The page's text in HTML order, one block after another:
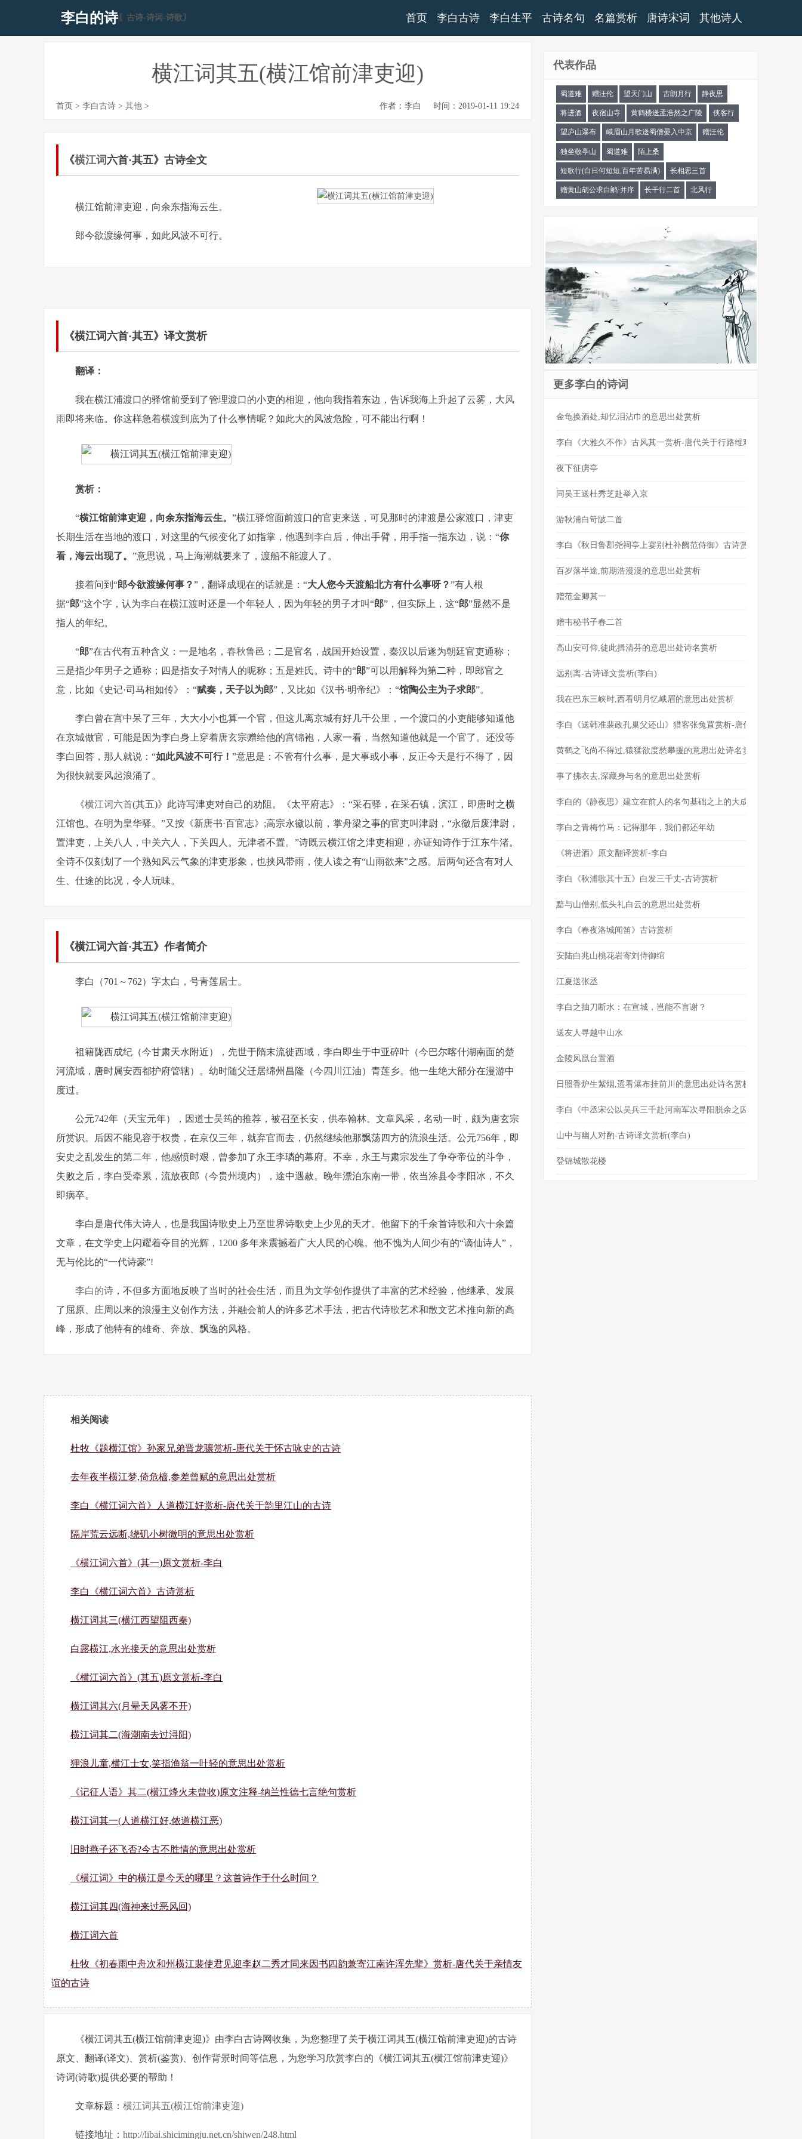
李白的诗〖古诗-诗词-诗歌〗 首页 李白古诗 李白生平 古诗名句 名篇赏析 唐诗宋词 其他诗人
横江词其五(横江馆前津吏迎)
首页 > 李白古诗 > 其他 > 时间：2019-01-11 19:24
作者：李白
《横江词 六首·其五》古诗全文
横江馆前津吏迎，向余东指海云生。
郎今欲渡缘何事，如此风波不可行。
《横江词六首·其五》译文赏析
翻译：
我在横江浦渡口的驿馆前受到了管理渡口的小吏的相迎，他向我指着东边，告诉我海上升起了云雾，大风
雨即将来临。你这样急着横渡到底为了什么事情呢？如此大的风波危险，可不能出行啊！
赏析：
“横江馆前津吏迎，向余东指海云生。 ”横江驿馆面前渡口的官吏来送，可见那时的津渡是公家渡口，津吏
长期生活在当地的渡口，对这里的气候变化了如指掌，他遇到 李白 后，伸出手臂，用手指一指东边，说：“你
看，海云出现了。 ”意思说，马上海潮就要来了，渡船不能渡人了。
接着问到“郎今欲渡缘何事？”，翻译成现在的话就是：“大人您今天渡船北方有什么事呀？”有人根
据“郎”这个字，认为李白在横江渡时还是一个年轻人，因为年轻的男子才叫“郎”，但实际上，这“郎”显然不是
指人的年纪。
“郎”在古代有五种含义：一是地名， 春秋鲁邑；二是官名，战国开始设置，秦汉以后遂为朝廷官吏通称；
三是指少年男子之通称；四是指女子对情人的昵称；五是姓氏。诗中的“郎”可以用解释为第二种，即郎官之
意，比如《史记·司马相如传》：“赋奏，天子以为郎”，又比如《汉书·明帝纪》：“馆陶公主为子求郎”。
李白曾在宫中呆了三年，大大小小也算一个官，但这儿离京城有好几千公里，一个渡口的小吏能够知道他
在京城做官，可能是因为李白身上穿着唐玄宗赠给他的宫锦袍，人家一看，当然知道他就是一个官了。还没等
李白回答，那人就说：“如此风波不可行！ ”意思是：不管有什么事，是大事或小事，反正今天是行不得了，因
为很快就要风起浪涌了。
《横江词六首(其五)》此诗写津吏对自己的劝阻。《太平府志》：“采石驿，在采石镇，滨江，即唐时之横
江馆也。在明为皇华驿。”又按《新唐书·百官志》;高宗永徽以前，掌舟梁之事的官吏叫津尉，“永徽后废津尉，
置津吏，上关八人，中关六人，下关四人。无津者不置。”诗既云横江馆之津吏相迎，亦证知诗作于江东牛渚。
全诗不仅刻划了一个熟知风云气象的津吏形象，也挟风带雨，使人读之有“山雨欲来”之感。后两句还含有对人
生、仕途的比况，令人玩味。
《横江词六首·其五》作者简介
李白（701～762）字太白，号青莲居士。
祖籍陇西成纪（今甘肃天水附近），先世于隋末流徙西域，李白即生于中亚碎叶（今巴尔喀什湖南面的楚
河流域，唐时属安西都护府管辖）。幼时随父迁居绵州昌隆（今四川江油）青莲乡。他一生绝大部分在漫游中
度过。
公元742年（天宝元年），因道士吴筠的推荐，被召至长安，供奉翰林。文章风采，名动一时，颇为唐玄宗
所赏识。后因不能见容于权贵，在京仅三年，就弃官而去，仍然继续他那飘荡四方的流浪生活。公元756年，即
安史之乱发生的第二年，他感愤时艰，曾参加了永王李璘的幕府。不幸，永王与肃宗发生了争夺帝位的斗争，
失败之后，李白受牵累，流放夜郎（今贵州境内），途中遇赦。晚年漂泊东南一带，依当涂县令李阳冰，不久
即病卒。
李白是唐代伟大诗人，也是我国诗歌史上乃至世界诗歌史上少见的天才。他留下的千余首诗歌和六十余篇
文章，在文学史上闪耀着夺目的光辉，1200 多年来震撼着广大人民的心魄。他不愧为人间少有的“谪仙诗人”，
无与伦比的“一代诗豪”!
李白的诗 ，不但多方面地反映了当时的社会生活，而且为文学创作提供了丰富的艺术经验，他继承、发展
了屈原、庄周以来的浪漫主义创作方法，并融会前人的许多艺术手法，把古代诗歌艺术和散文艺术推向新的高
峰，形成了他特有的雄奇、奔放、飘逸的风格。
相关阅读
杜牧《题横江馆》孙家兄弟晋龙骧赏析-唐代关于怀古咏史的古诗
去年夜半横江梦,倚危樯,参差曾赋的意思出处赏析
李白《横江词六首》人道横江好赏析-唐代关于韵里江山的古诗
隔岸荒云远断,绕矶小树微明的意思出处赏析
《横江词六首》(其一)原文赏析-李白
李白《横江词六首》古诗赏析
横江词其三(横江西望阻西秦)
白露横江,水光接天的意思出处赏析
《横江词六首》(其五)原文赏析-李白
横江词其六(月晕天风雾不开)
横江词其二(海潮南去过浔阳)
狎浪儿童,横江士女,笑指渔翁一叶轻的意思出处赏析
《记征人语》其二(横江烽火未曾收)原文注释-纳兰性德七言绝句赏析
横江词其一(人道横江好,侬道横江恶)
旧时燕子还飞否?今古不胜情的意思出处赏析
《横江词》中的横江是今天的哪里？这首诗作于什么时间？
横江词其四(海神来过恶风回)
横江词六首
杜牧《初春雨中舟次和州横江裴使君见迎李赵二秀才同来因书四韵兼寄江南许浑先辈》赏析-唐代关于亲情友
谊的古诗
《横江词其五(横江馆前津吏迎)》由李白古诗网收集，为您整理了关于横江词其五(横江馆前津吏迎)的古诗
原文、翻译(译文)、赏析(鉴赏)、创作背景时间等信息，为您学习欣赏李白的《横江词其五(横江馆前津吏迎)》
诗词(诗歌)提供必要的帮助！
文章标题： 横江词其五(横江馆前津吏迎)
链接地址： http://libai.shicimingju.net.cn/shiwen/248.html
代表作品
蜀道难 赠汪伦 望天门山 古朗月行 静夜思
将进酒 夜宿山寺 黄鹤楼送孟浩然之广陵 侠客行
望庐山瀑布 峨眉山月歌送蜀僧晏入中京 赠汪伦
独坐敬亭山 蜀道难 陌上桑
短歌行(白日何短短,百年苦易满) 长相思三首
赠黄山胡公求白鹇·并序 长干行二首 北风行
更多李白的诗词
金龟换酒处,却忆泪沾巾的意思出处赏析
李白《大雅久不作》古风其一赏析-唐代关于行路维艰的古诗
夜下征虏亭
同吴王送杜秀芝赴举入京
游秋浦白笴陂二首
李白《秋日鲁郡尧祠亭上宴别杜补阙范侍御》古诗赏析
百岁落半途,前期浩漫漫的意思出处赏析
赠范金卿其一
赠韦秘书子春二首
高山安可仰,徒此揖清芬的意思出处诗名赏析
远别离-古诗译文赏析(李白)
我在巴东三峡时,西看明月忆峨眉的意思出处赏析
李白《送韩准裴政孔巢父还山》猎客张兔罝赏析-唐代关于友情答
黄鹤之飞尚不得过,猿猱欲度愁攀援的意思出处诗名赏析
事了拂衣去,深藏身与名的意思出处赏析
李白的《静夜思》建立在前人的名句基础之上的大成之作
李白之青梅竹马：记得那年，我们都还年幼
《将进酒》原文翻译赏析-李白
李白《秋浦歌其十五》白发三千丈-古诗赏析
黯与山僧别,低头礼白云的意思出处赏析
李白《春夜洛城闻笛》古诗赏析
安陆白兆山桃花岩寄刘侍御绾
江夏送张丞
李白之抽刀断水：在宣城，岂能不言谢？
送友人寻越中山水
金陵凤凰台置酒
日照香炉生紫烟,遥看瀑布挂前川的意思出处诗名赏析
李白《中丞宋公以吴兵三千赴河南军次寻阳脱余之囚参谋幕府因
山中与幽人对酌-古诗译文赏析(李白)
登锦城散花楼